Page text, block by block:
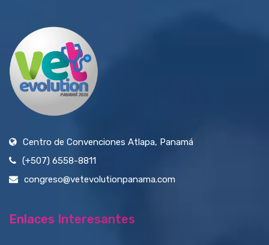
Centro de Convenciones Atlapa, Panamá
(+507) 6558-8811
congreso@vetevolutionpanama.com
Enlaces Interesantes